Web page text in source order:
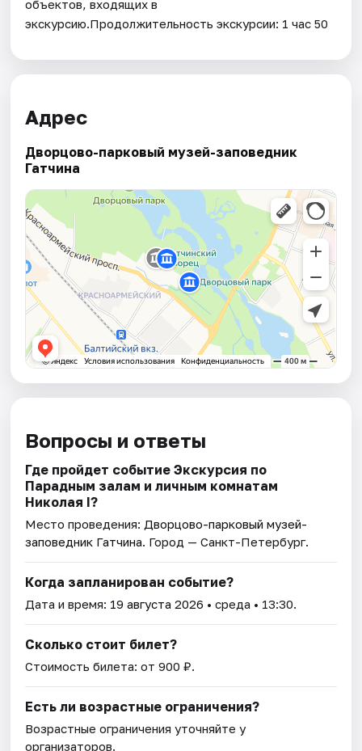
объектов, входящих в
экскурсию.Продолжительность экскурсии: 1 час 50
Адрес
Дворцово-парковый музей-заповедник
Гатчина
Вопросы и ответы
Где пройдет событие Экскурсия по
Парадным залам и личным комнатам
Николая I?
Место проведения: Дворцово-парковый музей-
заповедник Гатчина. Город — Санкт-Петербург.
Когда запланирован событие?
Дата и время: 19 августа 2026 • среда • 13:30.
Сколько стоит билет?
Стоимость билета: от 900 ₽.
Есть ли возрастные ограничения?
Возрастные ограничения уточняйте у
организаторов.